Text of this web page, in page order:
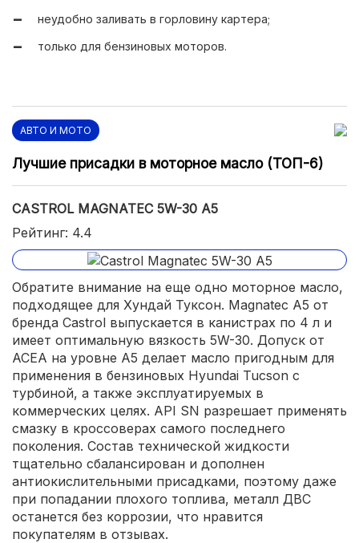
неудобно заливать в горловину картера;
только для бензиновых моторов.
АВТО И МОТО
Лучшие присадки в моторное масло (ТОП-6)
CASTROL MAGNATEC 5W-30 A5
Рейтинг: 4.4
Обратите внимание на еще одно моторное масло,
подходящее для Хундай Туксон. Magnatec A5 от
бренда Castrol выпускается в канистрах по 4 л и
имеет оптимальную вязкость 5W-30. Допуск от
АСЕА на уровне А5 делает масло пригодным для
применения в бензиновых Hyundai Tucson с
турбиной, а также эксплуатируемых в
коммерческих целях. API SN разрешает применять
смазку в кроссоверах самого последнего
поколения. Состав технической жидкости
тщательно сбалансирован и дополнен
антиокислительными присадками, поэтому даже
при попадании плохого топлива, металл ДВС
останется без коррозии, что нравится
покупателям в отзывах.